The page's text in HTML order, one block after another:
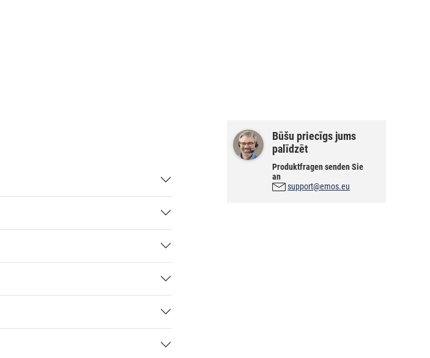
Būšu priecīgs jums
palīdzēt
Produktfragen senden Sie
an
support@emos.eu